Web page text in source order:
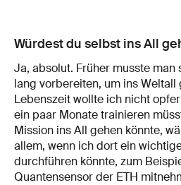
Würdest du selbst ins All
Ja, absolut. Früher musste
lang vorbereiten, um ins Weltall
Lebenszeit wollte ich nicht
ein paar Monate trainieren
Mission ins All gehen könnte,
allem, wenn ich dort ein
durchführen könnte, zum
Quantensensor der ETH